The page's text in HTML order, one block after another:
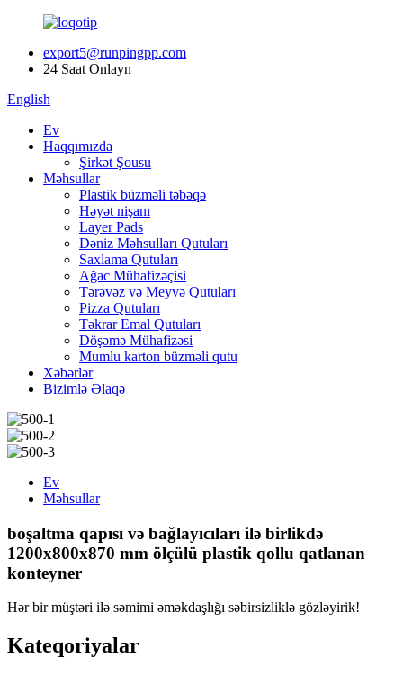
export5@runpingpp.com
24 Saat Onlayn
English
Ev
Haqqımızda
Şirkət Şousu
Məhsullar
Plastik büzməli təbəqə
Həyət nişanı
Layer Pads
Dəniz Məhsulları Qutuları
Saxlama Qutuları
Ağac Mühafizəçisi
Tərəvəz və Meyvə Qutuları
Pizza Qutuları
Təkrar Emal Qutuları
Döşəmə Mühafizəsi
Mumlu karton büzməli qutu
Xəbərlər
Bizimlə Əlaqə
Ev
Məhsullar
boşaltma qapısı və bağlayıcıları ilə birlikdə
1200x800x870 mm ölçülü plastik qollu qatlanan
konteyner
Hər bir müştəri ilə səmimi əməkdaşlığı səbirsizliklə gözləyirik!
Kateqoriyalar